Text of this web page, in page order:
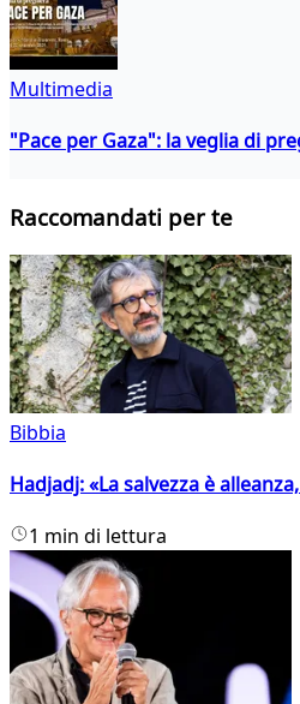
Multimedia
"Pace per Gaza": la veglia di
Raccomandati per te
Bibbia
Hadjadj: «La salvezza è
1 min di lettura